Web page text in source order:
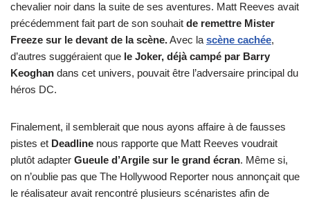
chevalier noir dans la suite de ses aventures. Matt Reeves avait
précédemment fait part de son souhait de remettre Mister
Freeze sur le devant de la scène.Avec lascène cachée,
d’autres suggéraient que le Joker, déjà campé par Barry
Keoghan dans cet univers, pouvait être l’adversaire principal du
héros DC.
Finalement, il semblerait que nous ayons affaire à de fausses
pistes et Deadline nous rapporte que Matt Reeves voudrait
plutôt adapter Gueule d’Argile sur le grand écran. Même si,
on n’oublie pas que The Hollywood Reporter nous annonçait que
le réalisateur avait rencontré plusieurs scénaristes afin de